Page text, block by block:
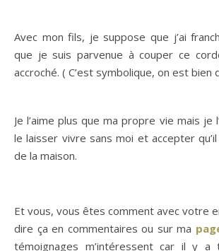
Avec mon fils, je suppose que j’ai
que je suis parvenue à couper ce
accroché. ( C’est symbolique, on est bien
Je l’aime plus que ma propre vie mais je
le laisser vivre sans moi et accepter
de la maison.
Et vous, vous êtes comment avec votre
dire ça en commentaires ou sur ma
témoignages m’intéressent car il y a